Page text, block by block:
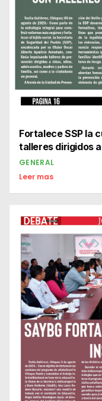
Fortalece SSP la
talleres dirigidos
GENERAL
Leer mas